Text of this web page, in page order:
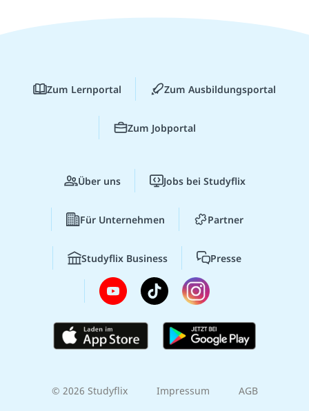
Zum Lernportal Zum Ausbildungsportal
Zum Jobportal
Über uns Jobs bei Studyflix
Für Unternehmen Partner
Studyflix Business Presse
© 2026 Studyflix Impressum AGB